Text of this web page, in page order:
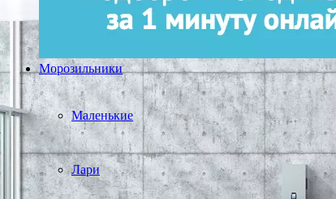
Морозильники
Маленькие
Лари